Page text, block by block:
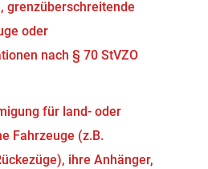
grenzüberschreitende
oder
nach § 70 StVZO
für land- oder
Fahrzeuge (z.B.
ihre Anhänger,